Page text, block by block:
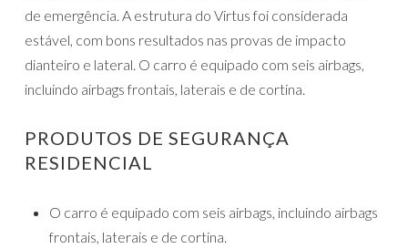
de emergência. A estrutura do Virtus foi considerada
estável, com bons resultados nas provas de impacto
dianteiro e lateral. O carro é equipado com seis airbags,
incluindo airbags frontais, laterais e de cortina.
PRODUTOS DE SEGURANÇA
RESIDENCIAL
O carro é equipado com seis airbags, incluindo airbags
frontais, laterais e de cortina.